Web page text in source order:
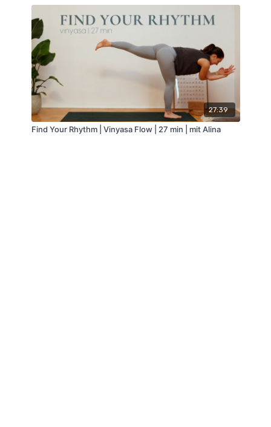
27:39
Find Your Rhythm | Vinyasa Flow | 27 min | mit Alina